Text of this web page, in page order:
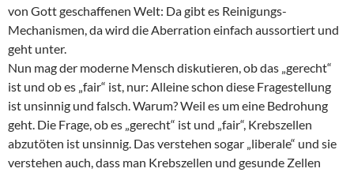
von Gott geschaffenen Welt: Da gibt es Reinigungs-
Mechanismen, da wird die Aberration einfach aussortiert und
geht unter.
Nun mag der moderne Mensch diskutieren, ob das „gerecht“
ist und ob es „fair“ ist, nur: Alleine schon diese Fragestellung
ist unsinnig und falsch. Warum? Weil es um eine Bedrohung
geht. Die Frage, ob es „gerecht“ ist und „fair“, Krebszellen
abzutöten ist unsinnig. Das verstehen sogar „liberale“ und sie
verstehen auch, dass man Krebszellen und gesunde Zellen